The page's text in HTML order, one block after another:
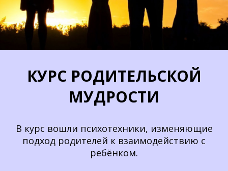
КУРС РОДИТЕЛЬСКОЙ
МУДРОСТИ
В курс вошли психотехники, изменяющие
подход родителей к взаимодействию с
ребёнком.